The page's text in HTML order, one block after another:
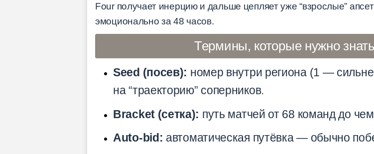
Four получает инерцию и дальше цепляет уже “взрослые”
эмоционально за 48 часов.
Термины, которые нужно
Seed (посев): номер внутри региона (1 —
на “траекторию” соперников.
Bracket (сетка): путь матчей от 68 команд до
Auto-bid: автоматическая путёвка — обычно